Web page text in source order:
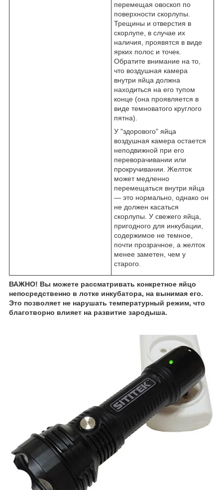
перемещая овоскоп по
поверхности скорлупы.
Трещины и отверстия в
скорлупе, в случае их
наличия, проявятся в виде
ярких полос и точек.
Обратите внимание на то,
что воздушная камера
внутри яйца должна
находиться на его тупом
конце (она проявляется в
виде темноватого круглого
пятна).
У "здорового" яйца
воздушная камера остается
неподвижной при его
переворачивании или
прокручивании. Желток
может медленно
перемещаться внутри яйца
— это нормально, однако он
не должен касаться
скорлупы. У свежего яйца,
пригодного для инкубации,
содержимое не темное,
почти прозрачное, а желток
менее заметен, чем у
старого.
ВАЖНО! Вы можете рассматривать конкретное яйцо
непосредственно в лотке инкубатора, на вынимая его.
Это позволяет не нарушать температурный режим, что
благотворно влияет на развитие зародыша.